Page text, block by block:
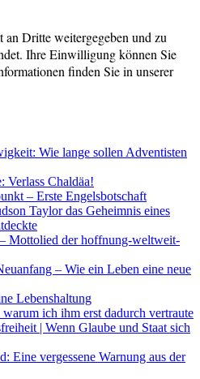
Dritte weitergegeben und zu
Ihre Einwilligung können Sie
finden Sie in unserer
Wie lange sollen Adventisten
Verlass Chaldäa!
– Erste Engelsbotschaft
Taylor das Geheimnis eines
Mottolied der hoffnung-weltweit-
– Wie ein Leben eine neue
Lebenshaltung
ich ihm erst dadurch vertraute
| Wenn Glaube und Staat sich
Eine vergessene Warnung aus der